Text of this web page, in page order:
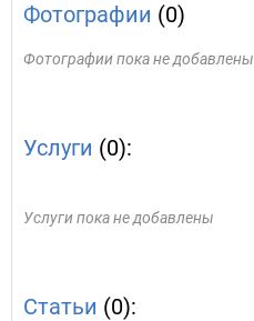
Фотографии (0)
Фотографии пока не добавлены
Услуги (0):
Услуги пока не добавлены
Статьи (0):